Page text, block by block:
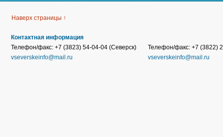
Наверх страницы ↑
Контактная информация
Телефон/факс: +7 (3823) 54-04-04 (Северск)
vseverskeinfo@mail.ru
Телефон/факс: +7 (3822)
vseverskeinfo@mail.ru